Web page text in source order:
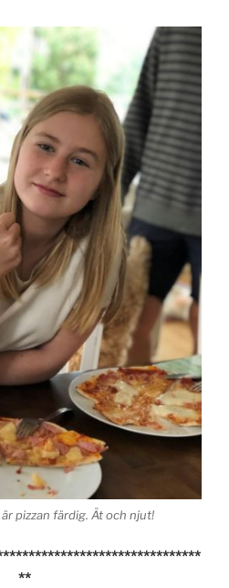
pizzan färdig. Ät och njut!
**